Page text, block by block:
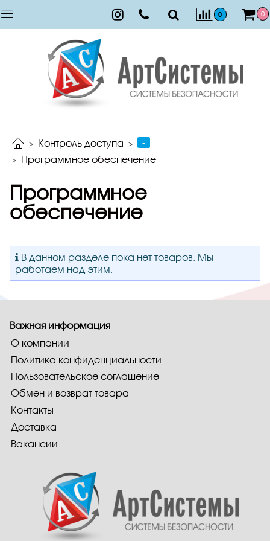
0 0
Контроль доступа
-
Программное обеспечение
Программное
обеспечение
В данном разделе пока нет товаров. Мы
работаем над этим.
Важная информация
О компании
Политика конфиденциальности
Пользовательское соглашение
Обмен и возврат товара
Контакты
Доставка
Вакансии